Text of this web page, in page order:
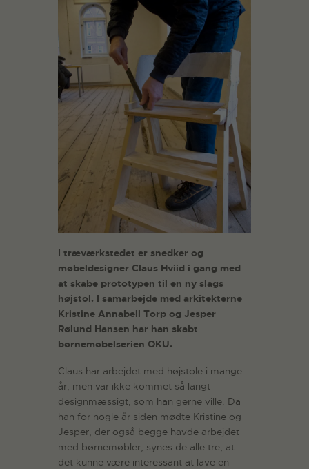
I træværkstedet er snedker og
møbeldesigner Claus Hviid i gang med
at skabe prototypen til en ny slags
højstol. I samarbejde med arkitekterne
Kristine Annabell Torp og Jesper
Rølund Hansen har han skabt
børnemøbelserien OKU.
Claus har arbejdet med højstole i mange
år, men var ikke kommet så langt
designmæssigt, som han gerne ville. Da
han for nogle år siden mødte Kristine og
Jesper, der også begge havde arbejdet
med børnemøbler, synes de alle tre, at
det kunne være interessant at lave en